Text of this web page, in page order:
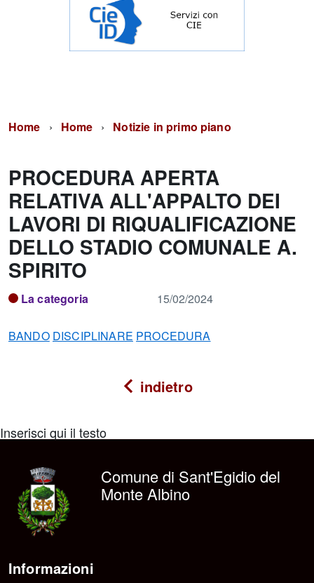
Home Home Notizie in primo piano
PROCEDURA APERTA
RELATIVA ALL'APPALTO DEI
LAVORI DI RIQUALIFICAZIONE
DELLO STADIO COMUNALE A.
SPIRITO
La categoria 15/02/2024
BANDO DISCIPLINARE PROCEDURA
indietro
Inserisci qui il testo
Comune di Sant'Egidio del
Monte Albino
Informazioni